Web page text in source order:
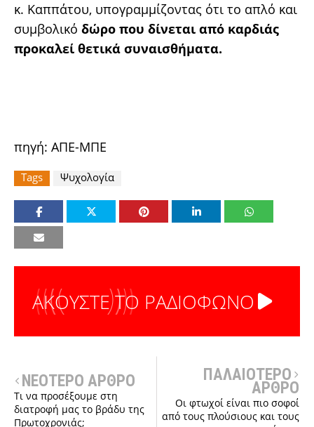
κ. Καππάτου, υπογραμμίζοντας ότι το απλό και
συμβολικό δώρο που δίνεται από καρδιάς
προκαλεί θετικά συναισθήματα.
πηγή: ΑΠΕ-ΜΠΕ
Tags Ψυχολογία
ΑΚΟΥΣΤΕ ΤΟ ΡΑΔΙΟΦΩΝΟ
ΝΕΟΤΕΡΟ ΑΡΘΡΟ
Τι να προσέξουμε στη
διατροφή μας το βράδυ της
Πρωτοχρονιάς;
ΠΑΛΑΙΟΤΕΡΟ
ΑΡΘΡΟ
Οι φτωχοί είναι πιο σοφοί
από τους πλούσιους και τους